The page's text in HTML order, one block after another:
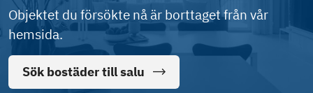
Objektet du försökte nå är borttaget från vår
hemsida.
Sök bostäder till salu